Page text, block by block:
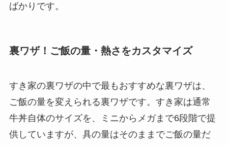
ばかりです。
裏ワザ！ご飯の量・熱さをカスタマイズ
すき家の裏ワザの中で最もおすすめな裏ワザは、
ご飯の量を変えられる裏ワザです。すき家は通常
牛丼自体のサイズを、ミニからメガまで6段階で提
供していますが、具の量はそのままでご飯の量だ